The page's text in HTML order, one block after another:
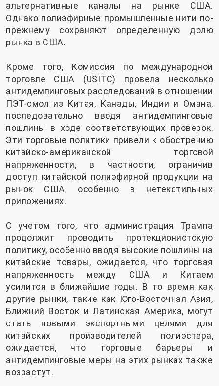
альтернативные каналы на рынке США.
Однако полиэфирные промышленные нити по-
прежнему сохраняют определенную долю
рынка в США.
Кроме того, Комиссия по международной
торговле США (USITC) провела несколько
антидемпинговых расследований в отношении
ПЭТ-смол из Китая, Канады, Индии и Омана,
последовательно вводя антидемпинговые
пошлины в ходе соответствующих проверок.
Эти торговые политики привели к обострению
китайско-американской торговой
напряженности, в частности, ограничив
доступ китайской полиэфирной продукции на
рынок США, особенно в нетекстильных
приложениях.
С учетом того, что администрация Трампа
продолжит проводить протекционистскую
политику, особенно вводя высокие пошлины на
китайские товары, ожидается, что торговая
напряженность между США и Китаем
усилится в ближайшие годы. В то время как
другие рынки, такие как Юго-Восточная Азия,
Ближний Восток и Латинская Америка, могут
стать новыми экспортными целями для
китайских производителей полиэстера,
ожидается, что торговые барьеры и
антидемпинговые меры на этих рынках также
возрастут.